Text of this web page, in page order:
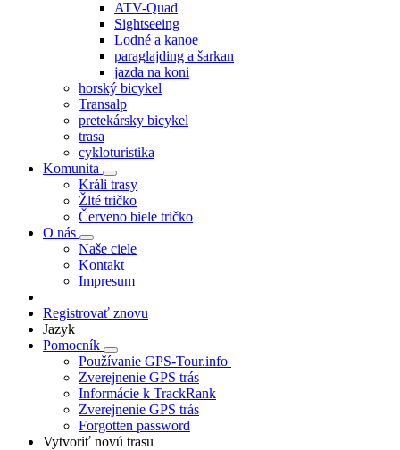
ATV-Quad
Sightseeing
Lodné a kanoe
paraglajding a šarkan
jazda na koni
horský bicykel
Transalp
pretekársky bicykel
trasa
cykloturistika
Komunita
Králi trasy
Žlté tričko
Červeno biele tričko
O nás
Naše ciele
Kontakt
Impresum
Registrovať znovu
Jazyk
Pomocník
Používanie GPS-Tour.info
Zverejnenie GPS trás
Informácie k TrackRank
Zverejnenie GPS trás
Forgotten password
Vytvoriť novú trasu